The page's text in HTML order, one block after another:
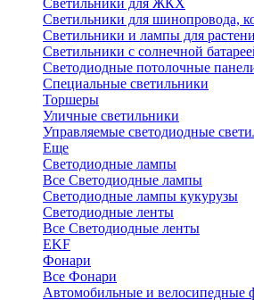
Светильники для ЖКХ
Светильники для шинопровода,
Светильники и лампы для
Светильники с солнечной
Светодиодные потолочные
Специальные светильники
Торшеры
Уличные светильники
Управляемые светодиодные
Еще
Светодиодные лампы
Все Светодиодные лампы
Светодиодные лампы кукурузы
Светодиодные ленты
Все Светодиодные ленты
EKF
Фонари
Все Фонари
Автомобильные и велосипедные